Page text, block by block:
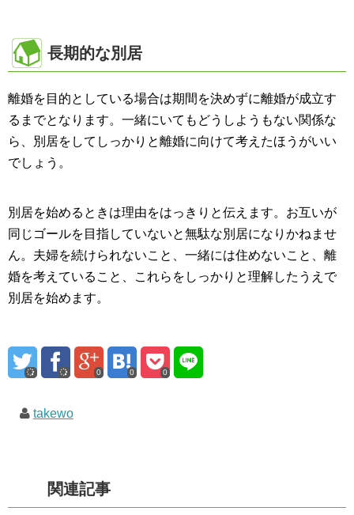
長期的な別居
離婚を目的としている場合は期間を決めずに離婚が成立す
るまでとなります。一緒にいてもどうしようもない関係な
ら、別居をしてしっかりと離婚に向けて考えたほうがいい
でしょう。
別居を始めるときは理由をはっきりと伝えます。お互いが
同じゴールを目指していないと無駄な別居になりかねませ
ん。夫婦を続けられないこと、一緒には住めないこと、離
婚を考えていること、これらをしっかりと理解したうえで
別居を始めます。
0 0 0
takewo
関連記事